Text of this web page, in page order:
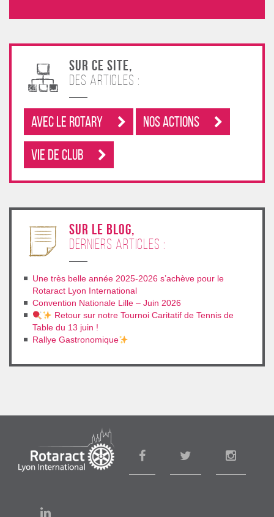
Sur ce site,
des articles :
Avec le rotary Nos Actions
Vie de club
sur le blog,
derniers articles :
Une très belle année 2025-2026 s’achève pour le
Rotaract Lyon International
Convention Nationale Lille – Juin 2026
Retour sur notre Tournoi Caritatif de Tennis de
Table du 13 juin !
Rallye Gastronomique